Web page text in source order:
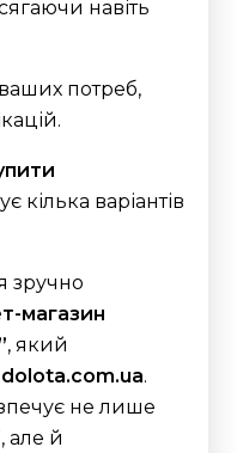
навіть
потреб,
кілька варіантів
зручно
магазин
, який
dolota.com.ua.
не лише
, але й